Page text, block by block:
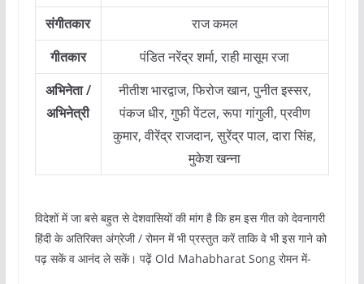
संगीतकार
राज कमल
गीतकार
पंडित नरेंद्र शर्मा, राही मासूम रजा
अभिनेता /
अभिनेत्री
नीतीश भारद्वाज, फिरोज खान, पुनीत इस्सर,
पंकज धीर, गुफी पेंटल, रूपा गांगुली, प्रवीण
कुमार, वीरेंद्र राजदान, सुरेंद्र पाल, दारा सिंह,
मुकेश खन्ना
विदेशों में जा बसे बहुत से देशवासियों की मांग है कि हम इस गीत को देवनागरी
हिंदी के अतिरिक्त अंग्रेजी / रोमन में भी प्रस्तुत करें ताकि वे भी इस गाने को
पढ़ सकें व आनंद ले सकें। पढ़ें Old Mahabharat Song रोमन में-